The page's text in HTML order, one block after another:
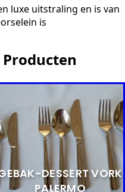
luxe uitstraling en is van
is
DESSERT VORK
PALERMO